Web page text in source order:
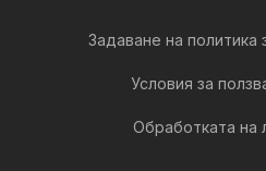
Задаване на политика
Условия за
Обработката на